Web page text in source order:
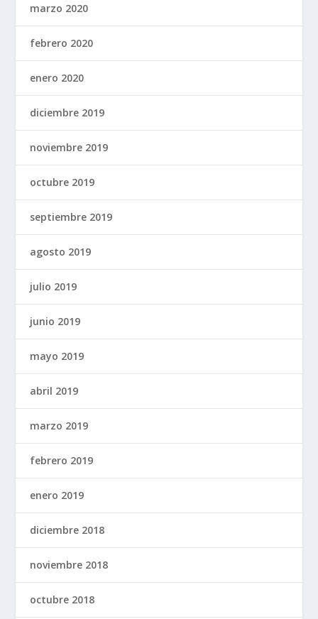
marzo 2020
febrero 2020
enero 2020
diciembre 2019
noviembre 2019
octubre 2019
septiembre 2019
agosto 2019
julio 2019
junio 2019
mayo 2019
abril 2019
marzo 2019
febrero 2019
enero 2019
diciembre 2018
noviembre 2018
octubre 2018